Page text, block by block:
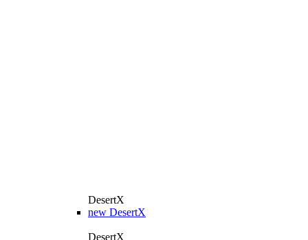
DesertX
new DesertX
DesertX